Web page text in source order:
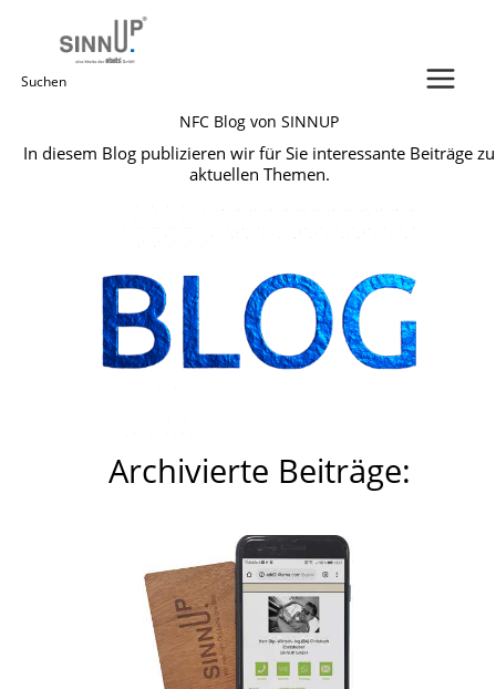
Suchen
NFC Blog von SINNUP
In diesem Blog publizieren wir für Sie interessante Beiträge zu
aktuellen Themen.
Archivierte Beiträge: